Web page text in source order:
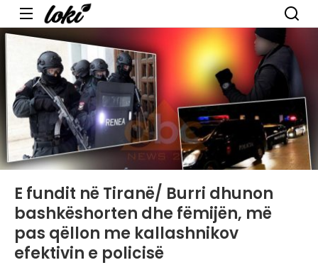
Menu
E fundit në Tiranë/ Burri dhunon
bashkëshorten dhe fëmijën, më
pas qëllon me kallashnikov
efektivin e policisë